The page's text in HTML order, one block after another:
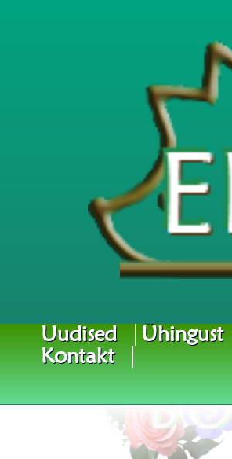
Uudised Ühingust
Kontakt